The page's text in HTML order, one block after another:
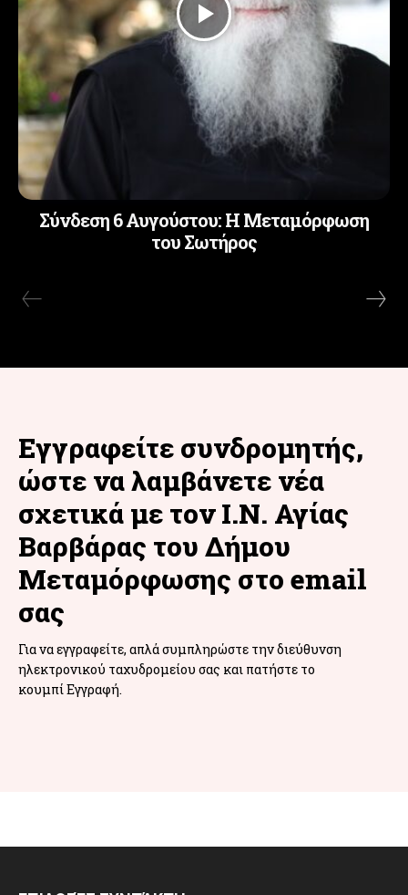
Σύνδεση 6 Αυγούστου: Η Μεταμόρφωση
του Σωτήρος
Εγγραφείτε συνδρομητής,
ώστε να λαμβάνετε νέα
σχετικά με τον Ι.Ν. Αγίας
Βαρβάρας του Δήμου
Μεταμόρφωσης στο email
σας
Για να εγγραφείτε, απλά συμπληρώστε την διεύθυνση
ηλεκτρονικού ταχυδρομείου σας και πατήστε το
κουμπί Εγγραφή.